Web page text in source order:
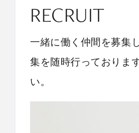
RECRUIT
一緒に働く仲間を募集
集を随時行っておりま
い。